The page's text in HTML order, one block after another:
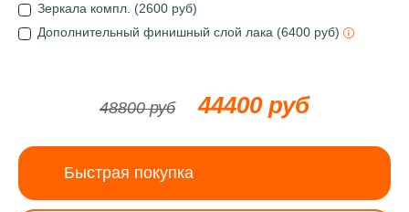
Зеркала компл. (2600 руб)
Дополнительный финишный слой лака (6400 руб)
48800 руб 44400 руб
Быстрая покупка